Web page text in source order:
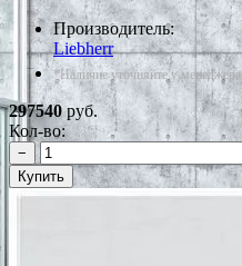
Производитель:
Liebherr
*Наличие уточняйте у менеджера
297540руб.
Кол-во:
−
Купить